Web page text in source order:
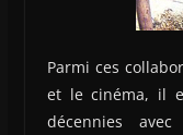
Parmi ces
et le cinéma, il
décennies